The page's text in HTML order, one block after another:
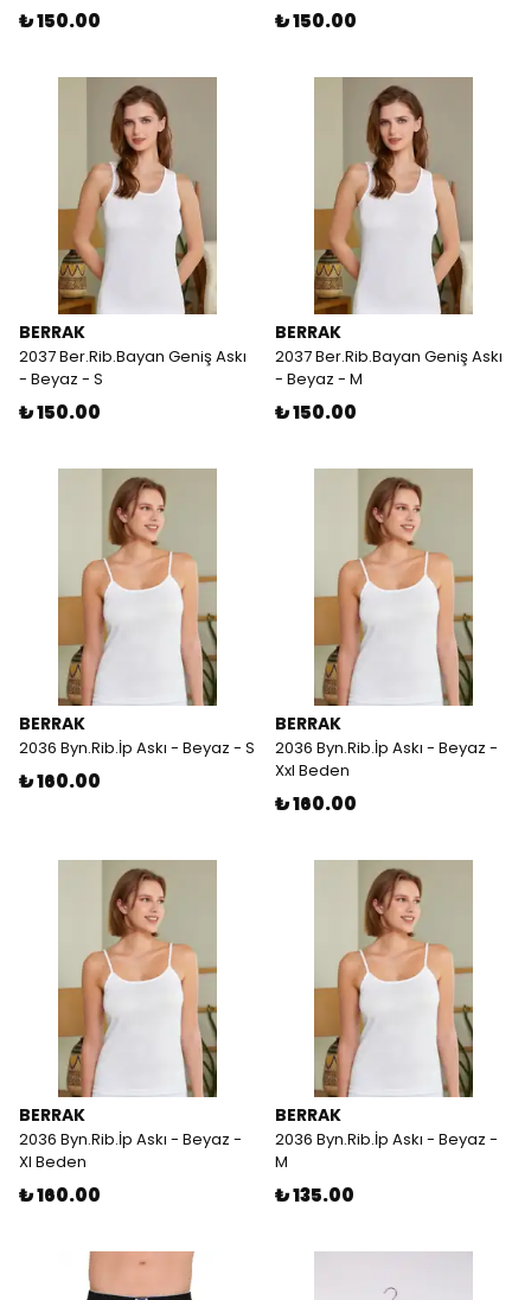
₺ 150.00 ₺ 150.00
BERRAK
2037 Ber.Rib.Bayan Geniş Askı
- Beyaz - S
₺ 150.00
BERRAK
2037 Ber.Rib.Bayan Geniş Askı
- Beyaz - M
₺ 150.00
BERRAK
2036 Byn.Rib.İp Askı - Beyaz - S
₺ 160.00
BERRAK
2036 Byn.Rib.İp Askı - Beyaz -
Xxl Beden
₺ 160.00
BERRAK
2036 Byn.Rib.İp Askı - Beyaz -
Xl Beden
₺ 160.00
BERRAK
2036 Byn.Rib.İp Askı - Beyaz -
M
₺ 135.00